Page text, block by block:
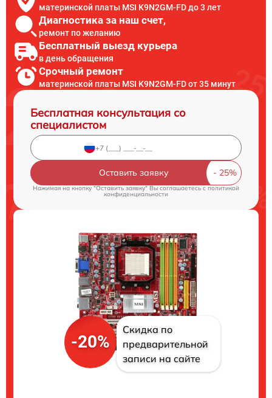
материнской платы MSI K9N2GM-FD до 3 лет
Диагностика за наш счет,
ремонт по желанию
Бесплатный выезд курьера
в день обращения
Срочный ремонт
материнской платы MSI K9N2GM-FD от 35 минут
Бесплатная консультация со
специалистом
Оставить заявку
Нажимая на кнопку "Оставить заявку" Вы соглашаетесь cполитикой
конфиденциальности
-20%
Скидка по
предварительной
записи на сайте